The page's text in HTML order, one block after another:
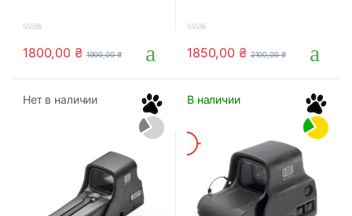
o
f
1800,00 ₴ 1900,00₴
o
f
1850,00 ₴ 2100,00₴
Нет в наличии В наличии